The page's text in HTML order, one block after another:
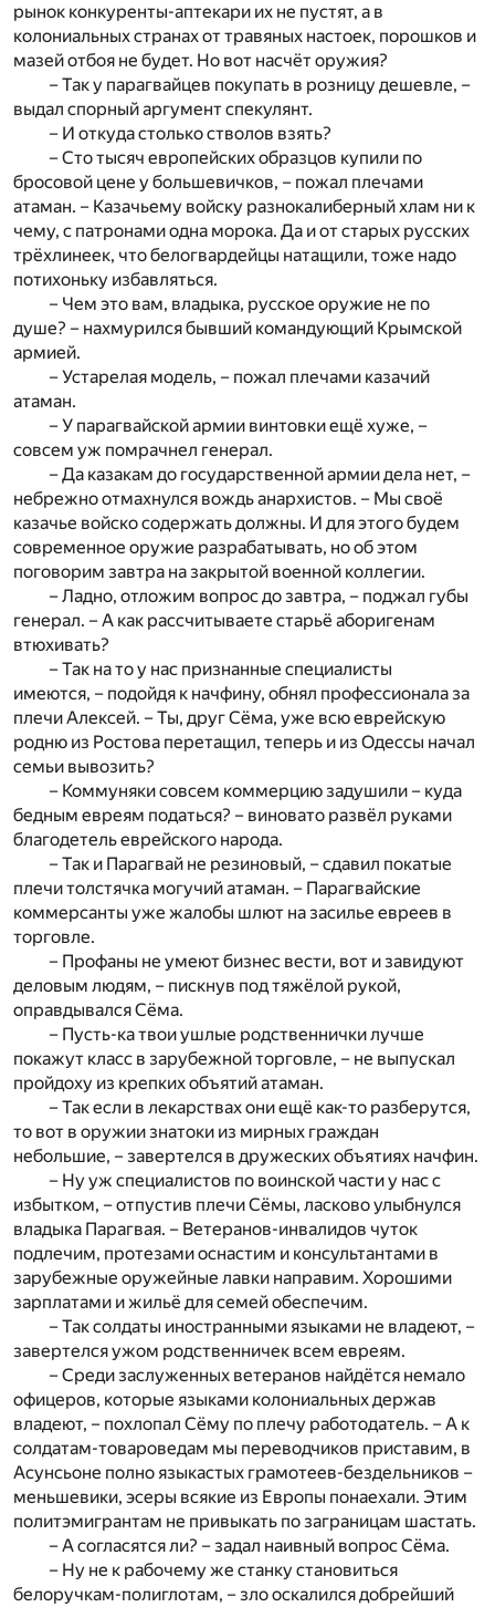
рынок конкуренты-аптекари их не пустят, а в
колониальных странах от травяных настоек, порошков и
мазей отбоя не будет. Но вот насчёт оружия?
– Так у парагвайцев покупать в розницу дешевле, –
выдал спорный аргумент спекулянт.
– И откуда столько стволов взять?
– Сто тысяч европейских образцов купили по
бросовой цене у большевичков, – пожал плечами
атаман. – Казачьему войску разнокалиберный хлам ни к
чему, с патронами одна морока. Да и от старых русских
трёхлинеек, что белогвардейцы натащили, тоже надо
потихоньку избавляться.
– Чем это вам, владыка, русское оружие не по
душе? – нахмурился бывший командующий Крымской
армией.
– Устарелая модель, – пожал плечами казачий
атаман.
– У парагвайской армии винтовки ещё хуже, –
совсем уж помрачнел генерал.
– Да казакам до государственной армии дела нет, –
небрежно отмахнулся вождь анархистов. – Мы своё
казачье войско содержать должны. И для этого будем
современное оружие разрабатывать, но об этом
поговорим завтра на закрытой военной коллегии.
– Ладно, отложим вопрос до завтра, – поджал губы
генерал. – А как рассчитываете старьё аборигенам
втюхивать?
– Так на то у нас признанные специалисты
имеются, – подойдя к начфину, обнял профессионала за
плечи Алексей. – Ты, друг Сёма, уже всю еврейскую
родню из Ростова перетащил, теперь и из Одессы начал
семьи вывозить?
– Коммуняки совсем коммерцию задушили – куда
бедным евреям податься? – виновато развёл руками
благодетель еврейского народа.
– Так и Парагвай не резиновый, – сдавил покатые
плечи толстячка могучий атаман. – Парагвайские
коммерсанты уже жалобы шлют на засилье евреев в
торговле.
– Профаны не умеют бизнес вести, вот и завидуют
деловым людям, – пискнув под тяжёлой рукой,
оправдывался Сёма.
– Пусть-ка твои ушлые родственнички лучше
покажут класс в зарубежной торговле, – не выпускал
пройдоху из крепких объятий атаман.
– Так если в лекарствах они ещё как-то разберутся,
то вот в оружии знатоки из мирных граждан
небольшие, – завертелся в дружеских объятиях начфин.
– Ну уж специалистов по воинской части у нас с
избытком, – отпустив плечи Сёмы, ласково улыбнулся
владыка Парагвая. – Ветеранов-инвалидов чуток
подлечим, протезами оснастим и консультантами в
зарубежные оружейные лавки направим. Хорошими
зарплатами и жильё для семей обеспечим.
– Так солдаты иностранными языками не владеют, –
завертелся ужом родственничек всем евреям.
– Среди заслуженных ветеранов найдётся немало
офицеров, которые языками колониальных держав
владеют, – похлопал Сёму по плечу работодатель. – А к
солдатам-товароведам мы переводчиков приставим, в
Асунсьоне полно языкастых грамотеев-бездельников –
меньшевики, эсеры всякие из Европы понаехали. Этим
политэмигрантам не привыкать по заграницам шастать.
– А согласятся ли? – задал наивный вопрос Сёма.
– Ну не к рабочему же станку становиться
белоручкам-полиглотам, – зло оскалился добрейший